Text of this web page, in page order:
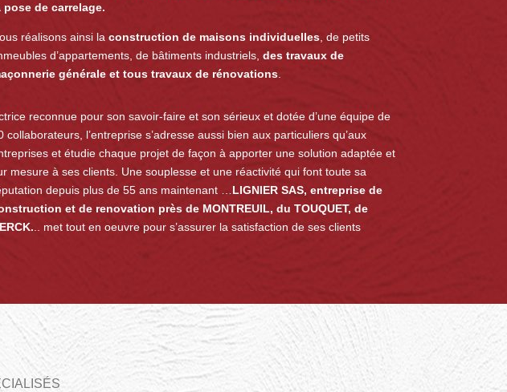
pose de carrelage.
réalisons ainsi la construction de maisons individuelles, de petits
d’appartements, de bâtiments industriels, des travaux de
générale et tous travaux de rénovations.
reconnue pour son savoir-faire et son sérieux et dotée d’une équipe de
collaborateurs, l’entreprise s’adresse aussi bien aux particuliers qu’aux
et étudie chaque projet de façon à apporter une solution adaptée et
mesure à ses clients. Une souplesse et une réactivité qui font toute sa
depuis plus de 55 ans maintenant … LIGNIER SAS, entreprise de
et de renovation près de MONTREUIL, du TOUQUET, de
.. met tout en oeuvre pour s’assurer la satisfaction de ses clients